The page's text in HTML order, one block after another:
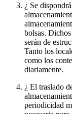
¿ Se
bolsas.
serán de
Tanto los
como los
diariamente.
¿ El traslado
periodicidad